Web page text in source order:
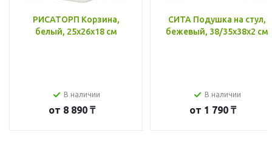
РИСАТОРП Корзина,
белый, 25x26x18 см
В наличии
от 8 890 ₸
СИТА Подушка на стул,
бежевый, 38/35x38x2 см
В наличии
от 1 790 ₸